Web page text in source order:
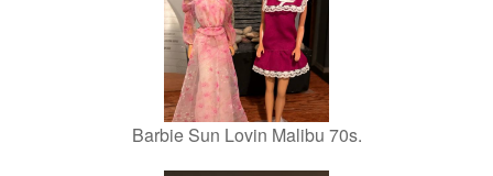
Barbie Sun Lovin Malibu 70s.